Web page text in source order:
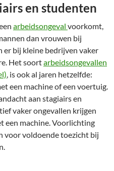
en studenten
arbeidsongeval voorkomt,
dan vrouwen bij
er bij kleine bedrijven vaker
Het soortarbeidsongevallen
, is ook al jaren hetzelfde:
een machine of een voertuig.
aan stagiairs en
vaker ongevallen krijgen
een machine. Voorlichting
voor voldoende toezicht bij